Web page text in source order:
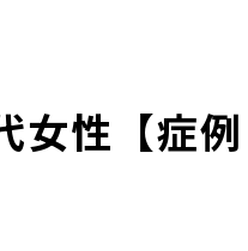
女性【症例